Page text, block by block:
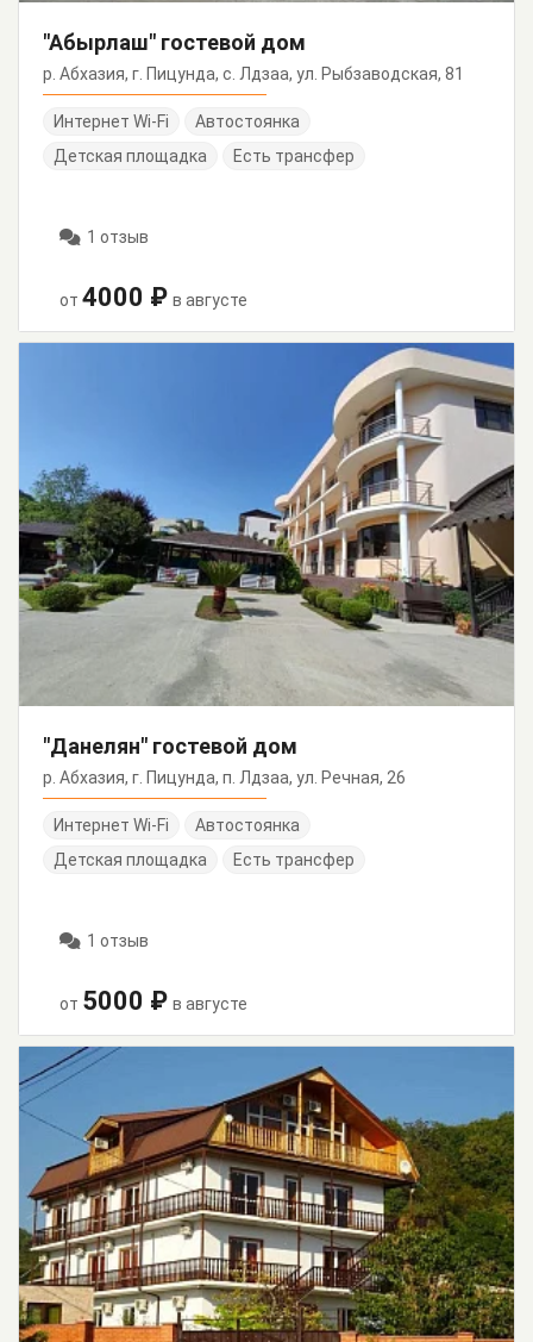
"Абырлаш" гостевой дом
р. Абхазия, г. Пицунда, с. Лдзаа, ул. Рыбзаводская, 81
Интернет Wi-Fi
Автостоянка
Детская площадка
Есть трансфер
1 отзыв
от 4000 ₽ в августе
"Данелян" гостевой дом
р. Абхазия, г. Пицунда, п. Лдзаа, ул. Речная, 26
Интернет Wi-Fi
Автостоянка
Детская площадка
Есть трансфер
1 отзыв
от 5000 ₽ в августе